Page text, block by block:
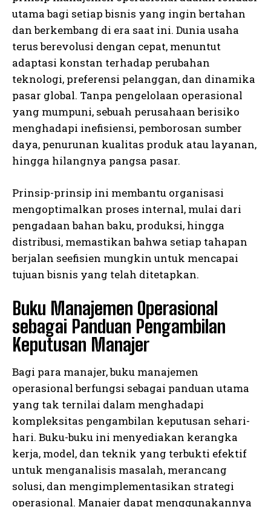
utama bagi setiap bisnis yang ingin bertahan
dan berkembang di era saat ini. Dunia usaha
terus berevolusi dengan cepat, menuntut
adaptasi konstan terhadap perubahan
teknologi, preferensi pelanggan, dan dinamika
pasar global. Tanpa pengelolaan operasional
yang mumpuni, sebuah perusahaan berisiko
menghadapi inefisiensi, pemborosan sumber
daya, penurunan kualitas produk atau layanan,
hingga hilangnya pangsa pasar.
Prinsip-prinsip ini membantu organisasi
mengoptimalkan proses internal, mulai dari
pengadaan bahan baku, produksi, hingga
distribusi, memastikan bahwa setiap tahapan
berjalan seefisien mungkin untuk mencapai
tujuan bisnis yang telah ditetapkan.
Buku Manajemen Operasional
sebagai Panduan Pengambilan
Keputusan Manajer
Bagi para manajer, buku manajemen
operasional berfungsi sebagai panduan utama
yang tak ternilai dalam menghadapi
kompleksitas pengambilan keputusan sehari-
hari. Buku-buku ini menyediakan kerangka
kerja, model, dan teknik yang terbukti efektif
untuk menganalisis masalah, merancang
solusi, dan mengimplementasikan strategi
operasional. Manajer dapat menggunakannya